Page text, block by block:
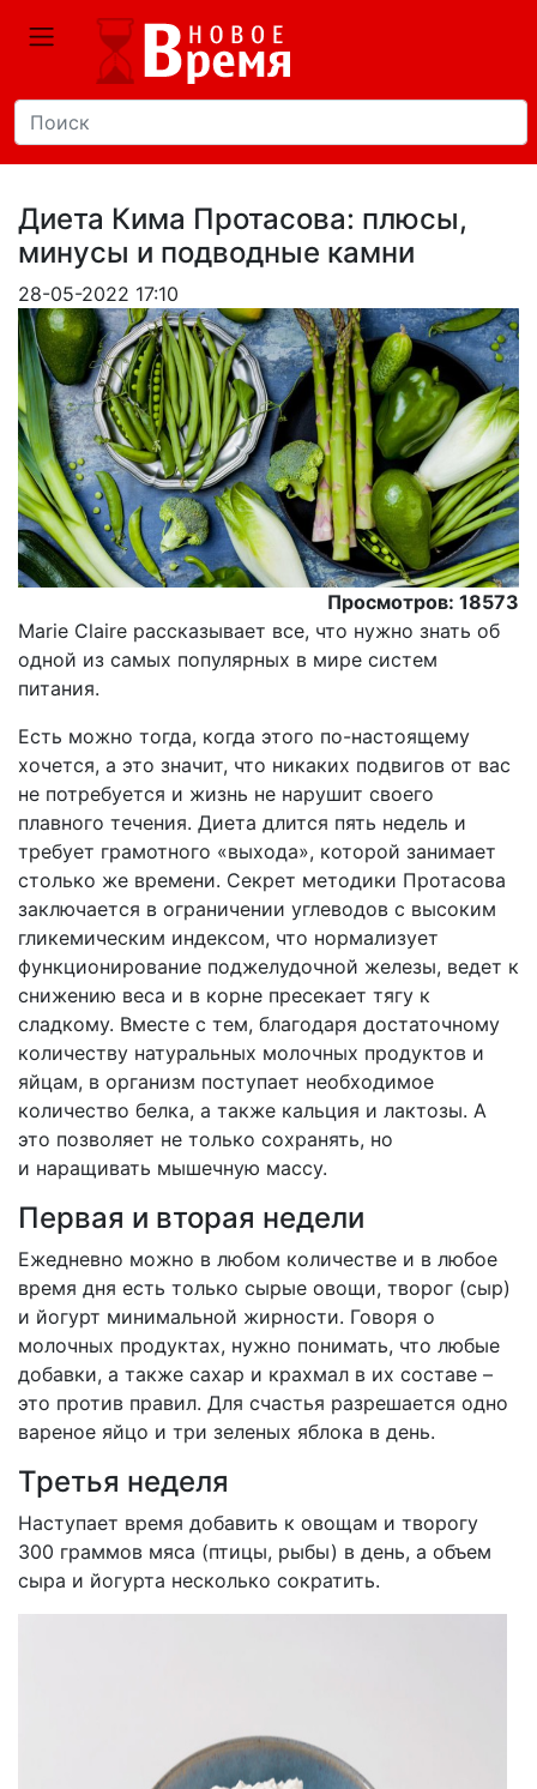
Диета Кима Протасова: плюсы,
минусы и подводные камни
28-05-2022 17:10
Просмотров: 18573
Marie Claire рассказывает все, что нужно знать об
одной из самых популярных в мире систем
питания.
Есть можно тогда, когда этого по-настоящему
хочется, а это значит, что никаких подвигов от вас
не потребуется и жизнь не нарушит своего
плавного течения. Диета длится пять недель и
требует грамотного «выхода»­, которой занимает
столько же времени. Секрет методики Прота­сова
заключается в ограничении углеводов с высоким
глике­мическим индексом, что нормализует
функционирование поджелудочной железы, ведет к
снижению веса и в корне пресекает тягу к
сладкому. Вместе с тем, благодаря достаточному
количеству натуральных молочных продуктов и
яйцам, в организм поступает необходимое
количество белка, а также кальция и лактозы. А
это позволяет не только сохранять, но
и наращивать мышечную массу.
Первая и вторая недели
Ежедневно можно в любом количестве и в любое
время дня есть только сырые овощи, творог (сыр)
и йогурт минимальной жирности. Говоря о
молочных продуктах, нужно понимать, что любые
добавки, а также сахар и крахмал в их составе –
это против правил. Для счастья разрешается одно
вареное яйцо и три зеленых яблока в день.
Третья неделя
Наступает время добавить к овощам и творогу
300 граммов мяса (птицы, рыбы) в день, а объем
сыра и йогурта несколько сократить.